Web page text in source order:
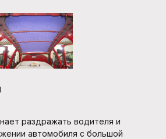
раздражать водителя и
автомобиля с большой